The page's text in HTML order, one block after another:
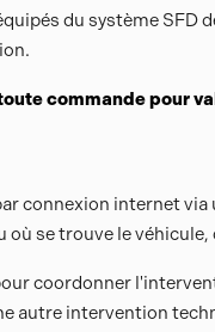
du système SFD
commande pour
connexion internet
se trouve le
coordonner
autre intervention